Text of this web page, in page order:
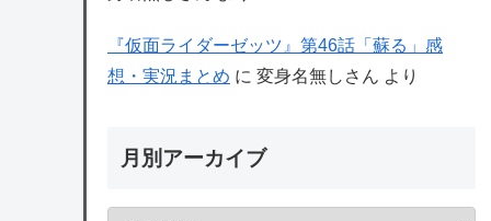
『仮面ライダーゼッツ』第46話「蘇る」感
想・実況まとめ に 変身名無しさん より
月別アーカイブ